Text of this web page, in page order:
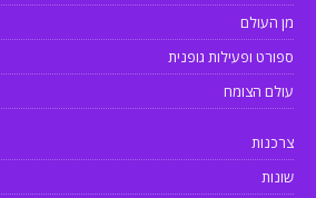
מן העולם
ספורט ופעילות גופנית
עולם הצומח
צרכנות
שונות